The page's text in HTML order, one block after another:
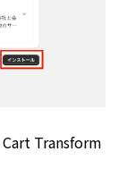
Transform